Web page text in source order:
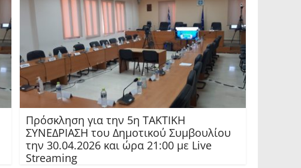
Πρόσκληση για την 5η ΤΑΚΤΙΚΗ
ΣΥΝΕΔΡΙΑΣΗ του Δημοτικού Συμβουλίου
την 30.04.2026 και ώρα 21:00 με Live
Streaming